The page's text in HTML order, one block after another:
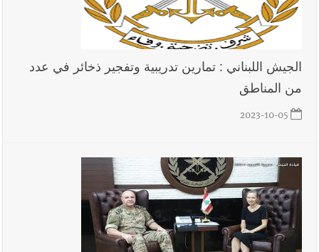
الجيش اللبناني : تمارين تدريبية وتفجير ذخائر في عدد
من المناطق
2023-10-05